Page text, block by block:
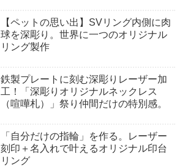
【ペットの思い出】SVリング内側に肉
球を深彫り。世界に一つのオリジナル
リング製作
鉄製プレートに刻む深彫りレーザー加
工！「深彫りオリジナルネックレス
（喧嘩札）」祭り仲間だけの特別感。
「自分だけの指輪」を作る。レーザー
刻印＋名入れで叶えるオリジナル印台
リング